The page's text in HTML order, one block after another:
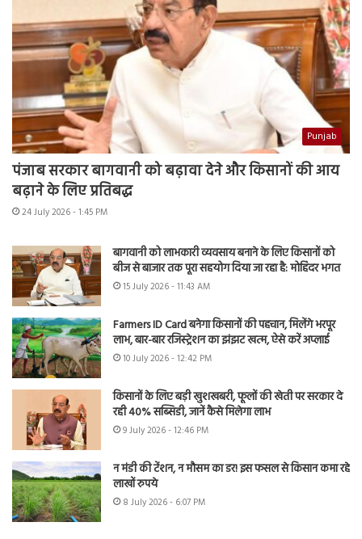
Punjab
पंजाब सरकार बागवानी को बढ़ावा देने और किसानों की आय
बढ़ाने के लिए प्रतिबद्ध
24 July 2026 - 1:45 PM
बागवानी को लाभकारी व्यवसाय बनाने के लिए किसानों को
बीज से बाजार तक पूरा सहयोग दिया जा रहा है: मोहिंदर भगत
15 July 2026 - 11:43 AM
Farmers ID Card बनेगा किसानों की पहचान, मिलेंगे भरपूर
लाभ, बार-बार रजिस्ट्रेशन का झंझट खत्म, ऐसे करें अप्लाई
10 July 2026 - 12:42 PM
किसानों के लिए बड़ी खुशखबरी, फूलों की खेती पर सरकार दे
रही 40% सब्सिडी, जानें कैसे मिलेगा लाभ
9 July 2026 - 12:46 PM
न मंडी की टेंशन, न मौसम का डर! इस फसल से किसान कमा रहे
लाखों रुपये
8 July 2026 - 6:07 PM